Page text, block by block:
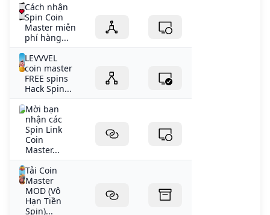
Cách nhận
Spin Coin
Master miễn
phí hàng...
LEVVVEL
coin master
FREE spins
Hack Spin...
Mời bạn
nhận các
Spin Link
Coin
Master...
Tải Coin
Master
MOD (Vô
Hạn Tiền
Spin)...